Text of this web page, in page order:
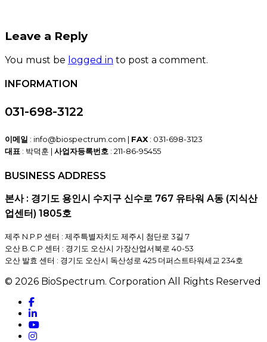
Leave a Reply
You must be logged in to post a comment.
INFORMATION
031-698-3122
이메일 : info@biospectrum.com | FAX: 031-698-3123
대표 : 박덕훈 | 사업자등록번호 : 211-86-95455
BUSINESS ADDRESS
본사 : 경기도 용인시 수지구 신수로 767 유타워 A동 (지식산
업센터) 1805호
제주 N.P.P 센터 : 제주특별자치도 제주시 첨단로 3길 7
오산 B.C.P 센터 : 경기도 오산시 가장산업서북로 40-53
오산 발효 센터 : 경기도 오산시 독산성로 425 더퍼스트타워세교 234호
© 2026 BioSpectrum. Corporation All Rights Reserved
facebook
linkedin
youtube
instagram